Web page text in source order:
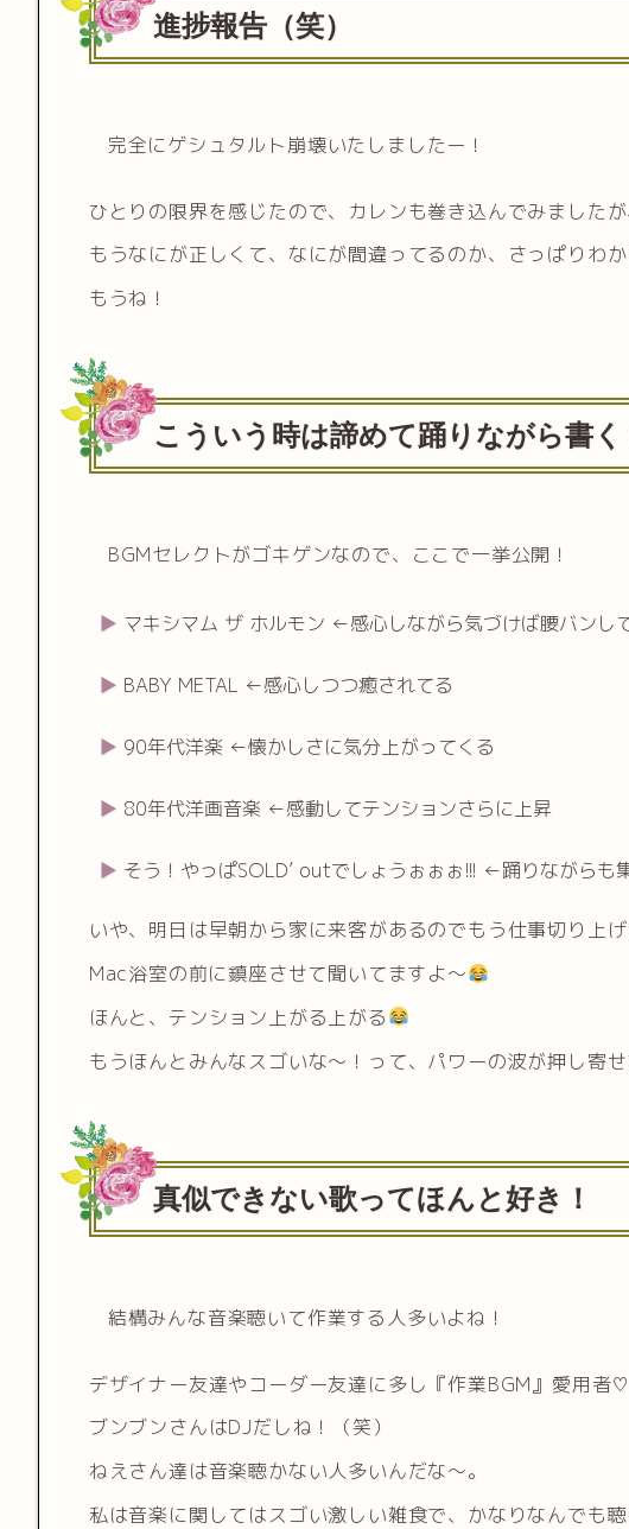
進捗報告（笑）
完全にゲシュタルト崩壊いたしましたー！
ひとりの限界を感じたので、カレンも巻き込んでみました
もうなにが正しくて、なにが間違ってるのか、さっぱりわ
もうね！
こういう時は諦めて踊りながら書く
BGMセレクトがゴキゲンなので、ここで一挙公開！
マキシマム ザ ホルモン ←感心しながら気づけば腰バンし
BABY METAL ←感心しつつ癒されてる
90年代洋楽 ←懐かしさに気分上がってくる
80年代洋画音楽 ←感動してテンションさらに上昇
そう！やっぱSOLD’ outでしょうぉぉぉ!!! ←踊りながらも
いや、明日は早朝から家に来客があるのでもう仕事切り上げ
Mac浴室の前に鎮座させて聞いてますよ〜
ほんと、テンション上がる上がる
もうほんとみんなスゴいな〜！って、パワーの波が押し寄せ
真似できない歌ってほんと好き！
結構みんな音楽聴いて作業する人多いよね！
デザイナー友達やコーダー友達に多し『作業BGM』愛用者♡
ブンブンさんはDJだしね！（笑）
ねえさん達は音楽聴かない人多いんだな〜。
私は音楽に関してはスゴい激しい雑食で、かなりなんでも聴